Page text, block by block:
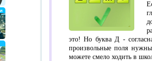
это! Но буква Д -
произвольные поля
можете смело ходить в